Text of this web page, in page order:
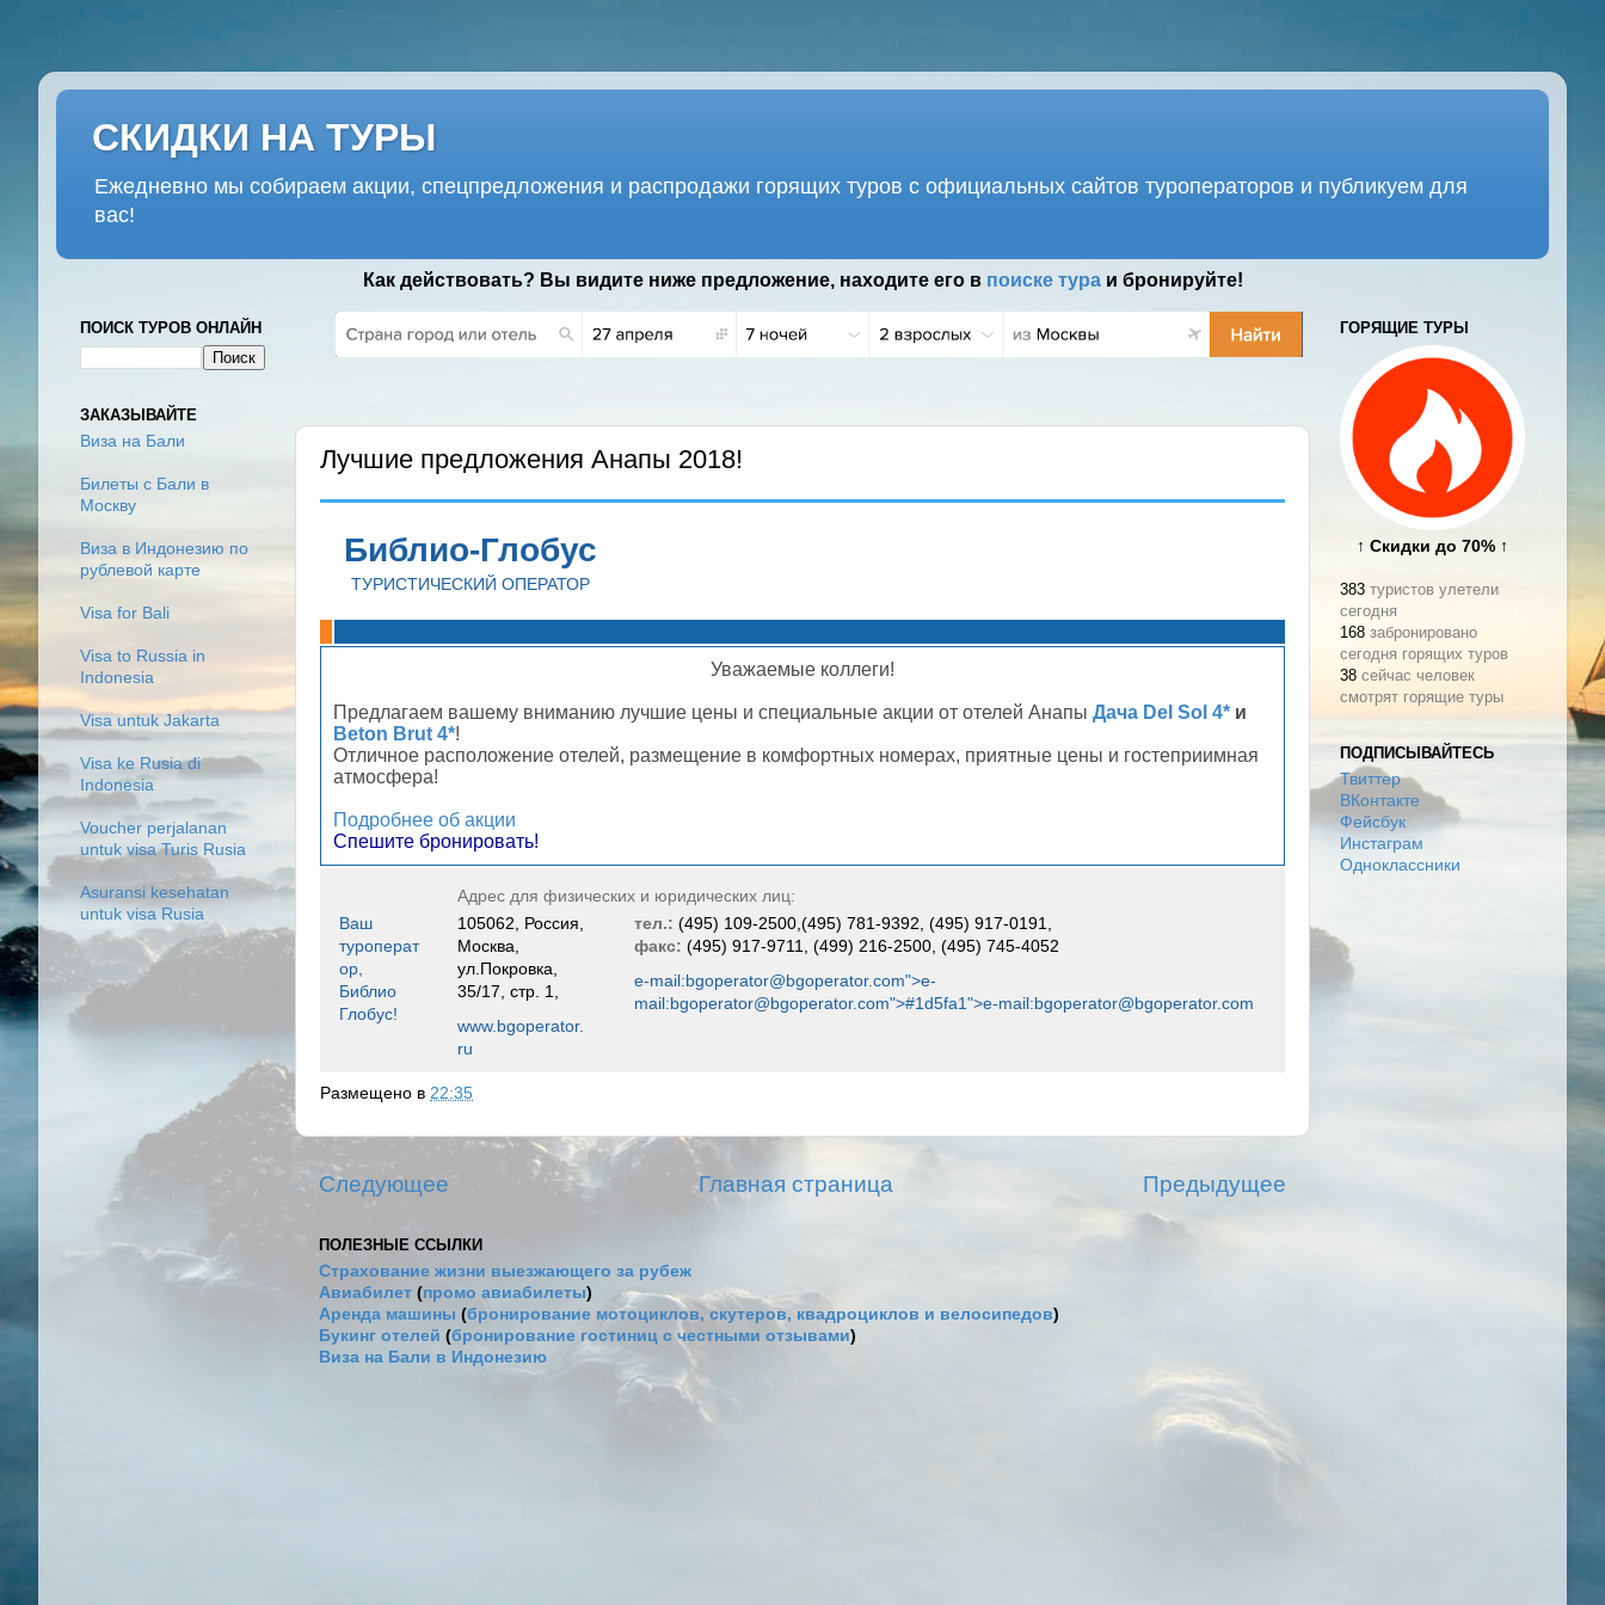
СКИДКИ НА ТУРЫ
Ежедневно мы собираем акции, спецпредложения и распродажи горящих туров с официальных сайтов туроператоров и публикуем для
вас!
Как действовать? Вы видите ниже предложение, находите его в поиске тураи бронируйте!
Лучшие предложения Анапы 2018!
Библио-Глобус
ТУРИСТИЧЕСКИЙ ОПЕРАТОР
Уважаемые коллеги!
Предлагаем вашему вниманию лучшие цены и специальные акции от отелей Анапы Дача Del Sol 4* и
Beton Brut 4*!
Отличное расположение отелей, размещение в комфортных номерах, приятные цены и гостеприимная
атмосфера!
Подробнее об акции
Спешите бронировать!
Адрес для физических и юридических лиц:
Ваш
туроперат
ор,
Библио
Глобус!
105062, Россия,
Москва,
ул.Покровка,
35/17, стр. 1,
www.bgoperator.
ru
тел.: (495) 109-2500,(495) 781-9392, (495) 917-0191,
факс: (495) 917-9711, (499) 216-2500, (495) 745-4052
e-mail:bgoperator@bgoperator.com">e-
mail:bgoperator@bgoperator.com">#1d5fa1">e-mail:bgoperator@bgoperator.com
Размещено в 22:35
Следующее Предыдущее
Главная страница
ПОЛЕЗНЫЕ ССЫЛКИ
Страхование жизни выезжающего за рубеж
Авиабилет (промо авиабилеты)
Аренда машины (бронирование мотоциклов, скутеров, квадроциклов и велосипедов)
Букинг отелей (бронирование гостиниц с честными отзывами)
Виза на Бали в Индонезию
ПОИСК ТУРОВ ОНЛАЙН
ЗАКАЗЫВАЙТЕ
Виза на Бали
Билеты с Бали в
Москву
Виза в Индонезию по
рублевой карте
Visa for Bali
Visa to Russia in
Indonesia
Visa untuk Jakarta
Visa ke Rusia di
Indonesia
Voucher perjalanan
untuk visa Turis Rusia
Asuransi kesehatan
untuk visa Rusia
ГОРЯЩИЕ ТУРЫ
↑ Скидки до 70% ↑
383 туристов улетели
сегодня
168 забронировано
сегодня горящих туров
38 сейчас человек
смотрят горящие туры
ПОДПИСЫВАЙТЕСЬ
Твиттер
ВКонтакте
Фейсбук
Инстаграм
Одноклассники